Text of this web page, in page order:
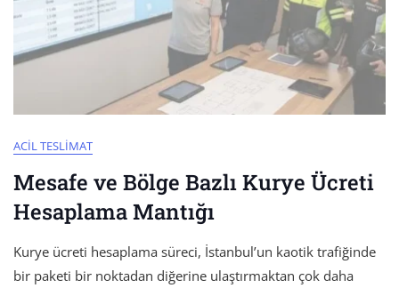
ACIL TESLIMAT
Mesafe ve Bölge Bazlı Kurye Ücreti
Hesaplama Mantığı
Kurye ücreti hesaplama süreci, İstanbul’un kaotik trafiğinde
bir paketi bir noktadan diğerine ulaştırmaktan çok daha